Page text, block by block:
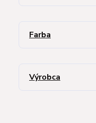
Farba
Výrobca